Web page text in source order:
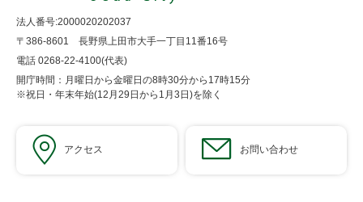
法人番号:2000020202037
〒386-8601 長野県上田市大手一丁目11番16号
電話 0268-22-4100(代表)
開庁時間：月曜日から金曜日の8時30分から17時15分
※祝日・年末年始(12月29日から1月3日)を除く
アクセス お問い合わせ